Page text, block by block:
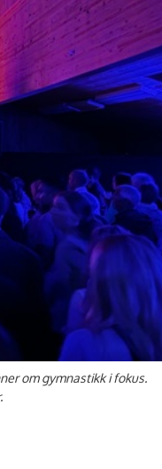
om gymnastikk i fokus.